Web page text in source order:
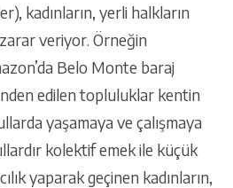
kadınların, yerli halkların
veriyor. Örneğin
Belo Monte baraj
edilen topluluklar kentin
yaşamaya ve çalışmaya
kolektif emek ile küçük
yaparak geçinen kadınların,